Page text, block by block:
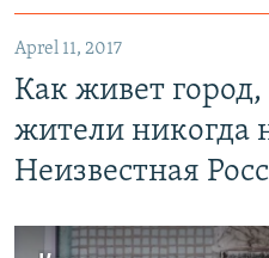
Aprel 11, 2017
Как живет
жители никогда
Неизвестная